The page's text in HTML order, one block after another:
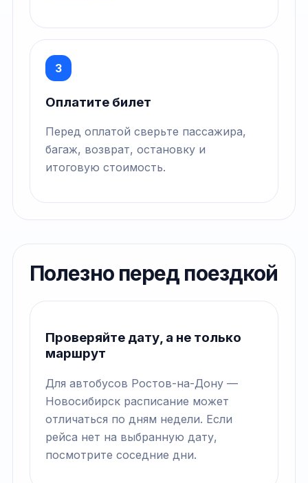
3
Оплатите билет
Перед оплатой сверьте пассажира,
багаж, возврат, остановку и
итоговую стоимость.
Полезно перед поездкой
Проверяйте дату, а не только
маршрут
Для автобусов Ростов-на-Дону —
Новосибирск расписание может
отличаться по дням недели. Если
рейса нет на выбранную дату,
посмотрите соседние дни.